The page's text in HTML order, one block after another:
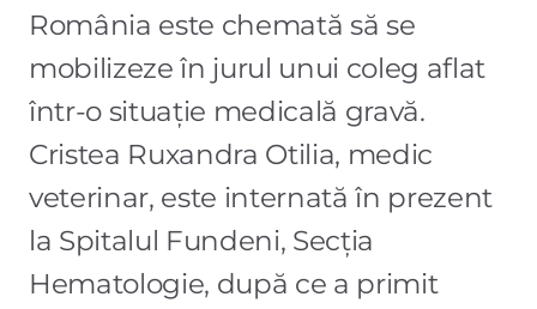
România este chemată să se
mobilizeze în jurul unui coleg aflat
într-o situație medicală gravă.
Cristea Ruxandra Otilia, medic
veterinar, este internată în prezent
la Spitalul Fundeni, Secția
Hematologie, după ce a primit